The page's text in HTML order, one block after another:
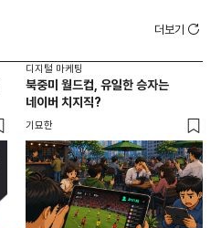
더보기
디지털 마케팅
북중미 월드컵, 유일한 승자는
네이버 치지직?
기묘한